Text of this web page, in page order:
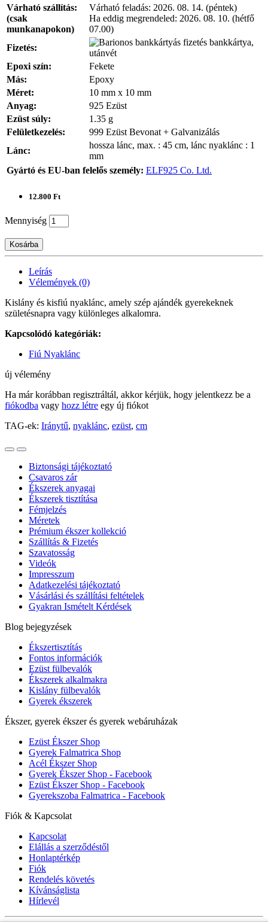
Várható szállítás:
(csak
munkanapokon)
Várható feladás: 2026. 08. 14. (péntek)
Ha eddig megrendeled: 2026. 08. 10. (hétfő
07.00)
Fizetés:
bankkártya,
utánvét
Epoxi szín:
Fekete
Más:
Epoxy
Méret:
10 mm x 10 mm
Anyag:
925 Ezüst
Ezüst súly:
1.35 g
Felületkezelés:
999 Ezüst Bevonat + Galvanizálás
Lánc:
hossza lánc, max. : 45 cm, lánc nyaklánc : 1
mm
Gyártó és EU-ban felelős személy: ELF925 Co. Ltd.
12.800 Ft
Mennyiség
Kosárba
Leírás
Vélemények (0)
Kislány és kisfiú nyaklánc, amely szép ajándék gyerekeknek
születésnapra vagy különleges alkalomra.
Kapcsolódó kategóriák:
Fiú Nyaklánc
új vélemény
Ha már korábban regisztráltál, akkor kérjük, hogy jelentkezz be a
fiókodba vagy hozz létre egy új fiókot
TAG-ek: Iránytű, nyaklánc, ezüst, cm
Biztonsági tájékoztató
Csavaros zár
Ékszerek anyagai
Ékszerek tisztítása
Fémjelzés
Méretek
Prémium ékszer kollekció
Szállítás & Fizetés
Szavatosság
Videók
Impresszum
Adatkezelési tájékoztató
Vásárlási és szállítási feltételek
Gyakran Ismételt Kérdések
Blog bejegyzések
Ékszertisztítás
Fontos információk
Ezüst fülbevalók
Ékszerek alkalmakra
Kislány fülbevalók
Gyerek ékszerek
Ékszer, gyerek ékszer és gyerek webáruházak
Ezüst Ékszer Shop
Gyerek Falmatrica Shop
Acél Ékszer Shop
Gyerek Ékszer Shop - Facebook
Ezüst Ékszer Shop - Facebook
Gyerekszoba Falmatrica - Facebook
Fiók & Kapcsolat
Kapcsolat
Elállás a szerződéstől
Honlaptérkép
Fiók
Rendelés követés
Kívánságlista
Hírlevél